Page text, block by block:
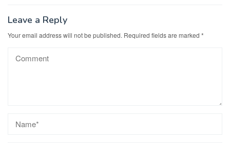
Leave a Reply
Your email address will not be published. Required fields are marked *